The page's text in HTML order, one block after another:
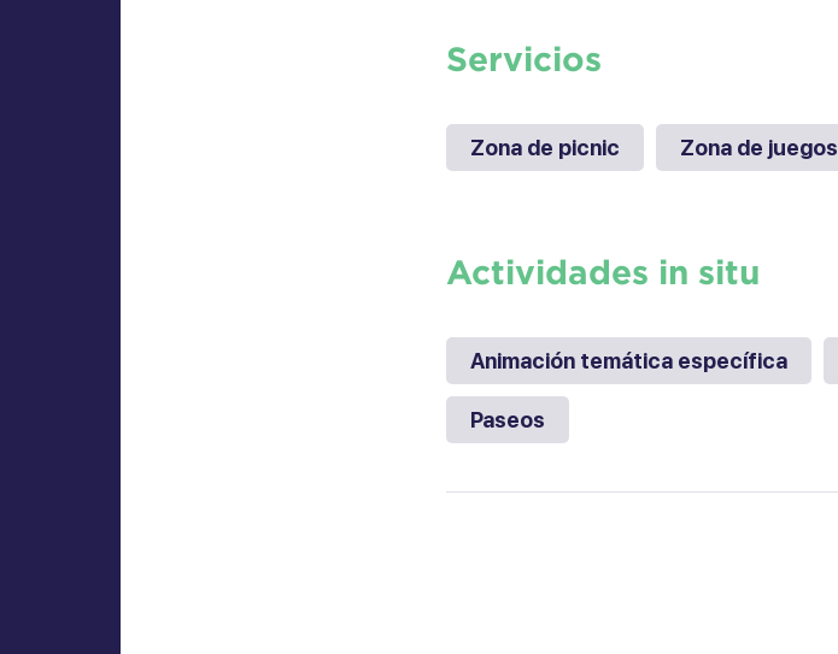
Servicios
Zona de picnic Zona de juegos
Actividades in situ
Animación temática específica
Paseos